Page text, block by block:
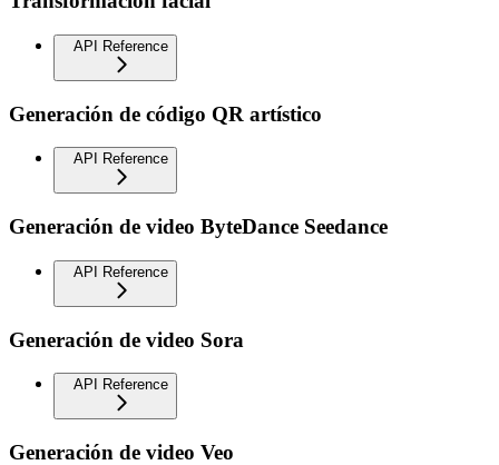
API Reference
Generación de código QR artístico
API Reference
Generación de video ByteDance Seedance
API Reference
Generación de video Sora
API Reference
Generación de video Veo